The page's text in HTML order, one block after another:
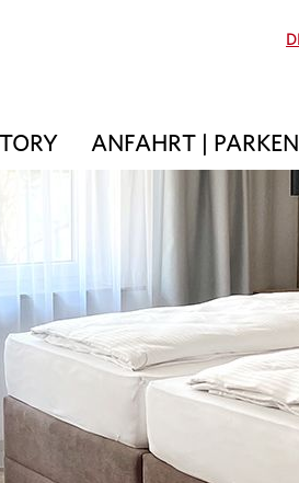
ANFAHRT | PARKEN